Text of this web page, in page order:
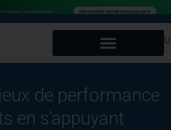
de performance
en s'appuyant